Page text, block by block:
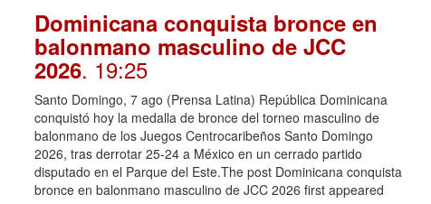
Dominicana conquista bronce en
balonmano masculino de JCC
2026. 19:25
Santo Domingo, 7 ago (Prensa Latina) República Dominicana
conquistó hoy la medalla de bronce del torneo masculino de
balonmano de los Juegos Centrocaribeños Santo Domingo
2026, tras derrotar 25-24 a México en un cerrado partido
disputado en el Parque del Este.The post Dominicana conquista
bronce en balonmano masculino de JCC 2026 first appeared